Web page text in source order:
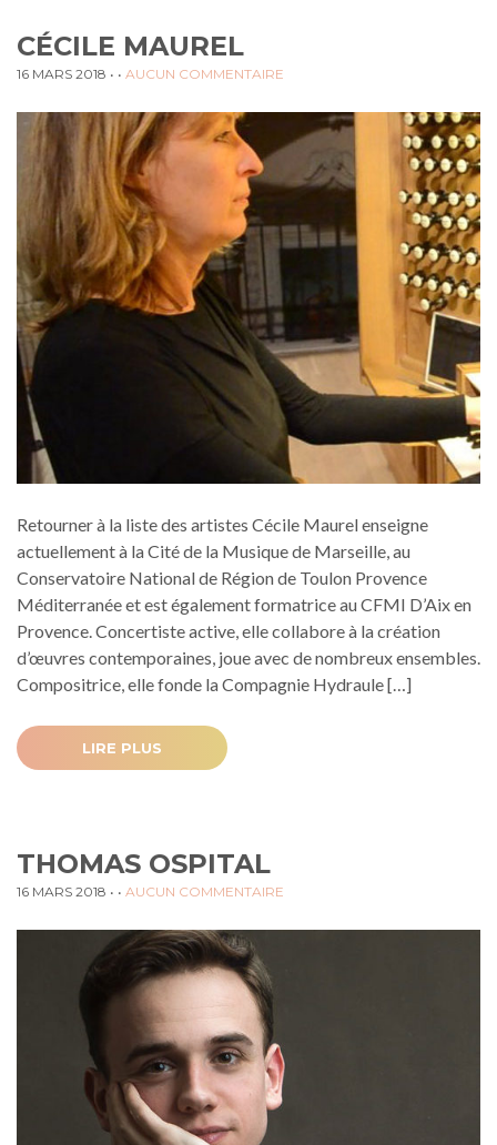
CÉCILE MAUREL
16 MARS 2018 • • AUCUN COMMENTAIRE
Retourner à la liste des artistes Cécile Maurel enseigne
actuellement à la Cité de la Musique de Marseille, au
Conservatoire National de Région de Toulon Provence
Méditerranée et est également formatrice au CFMI D’Aix en
Provence. Concertiste active, elle collabore à la création
d’œuvres contemporaines, joue avec de nombreux ensembles.
Compositrice, elle fonde la Compagnie Hydraule […]
LIRE PLUS
THOMAS OSPITAL
16 MARS 2018 • • AUCUN COMMENTAIRE